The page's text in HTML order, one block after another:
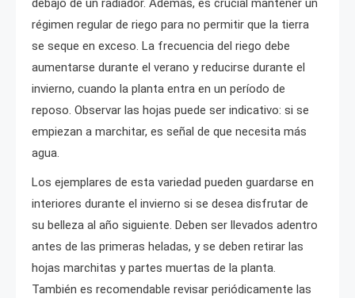
debajo de un radiador. Además, es crucial mantener un
régimen regular de riego para no permitir que la tierra
se seque en exceso. La frecuencia del riego debe
aumentarse durante el verano y reducirse durante el
invierno, cuando la planta entra en un período de
reposo. Observar las hojas puede ser indicativo: si se
empiezan a marchitar, es señal de que necesita más
agua.
Los ejemplares de esta variedad pueden guardarse en
interiores durante el invierno si se desea disfrutar de
su belleza al año siguiente. Deben ser llevados adentro
antes de las primeras heladas, y se deben retirar las
hojas marchitas y partes muertas de la planta.
También es recomendable revisar periódicamente las